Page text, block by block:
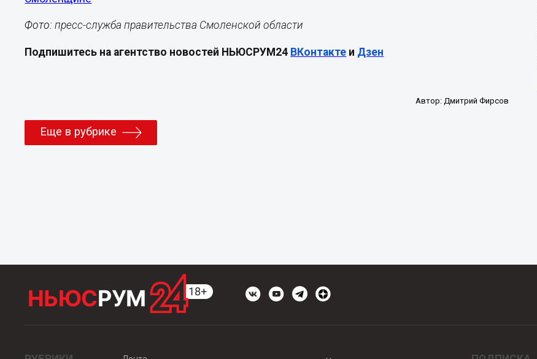
Фото:пресс-служба правительства Смоленской области
Подпишитесь на агентство новостей НЬЮСРУМ24 ВКонтакте и Дзен
Автор: Дмитрий Фирсов
Еще в рубрике